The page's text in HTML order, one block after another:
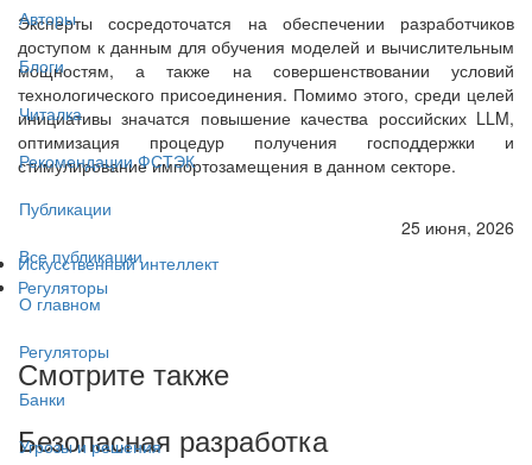
Авторы
Блоги
Читалка
Рекомендации ФСТЭК
Публикации
Все публикации
О главном
Регуляторы
Банки
Угрозы и решения
Эксперты сосредоточатся на обеспечении разработчиков
доступом к данным для обучения моделей и вычислительным
мощностям, а также на совершенствовании условий
технологического присоединения. Помимо этого, среди целей
инициативы значатся повышение качества российских LLM,
оптимизация процедур получения господдержки и
стимулирование импортозамещения в данном секторе.
25 июня, 2026
Искусственный интеллект
Регуляторы
Смотрите также
Безопасная разработка